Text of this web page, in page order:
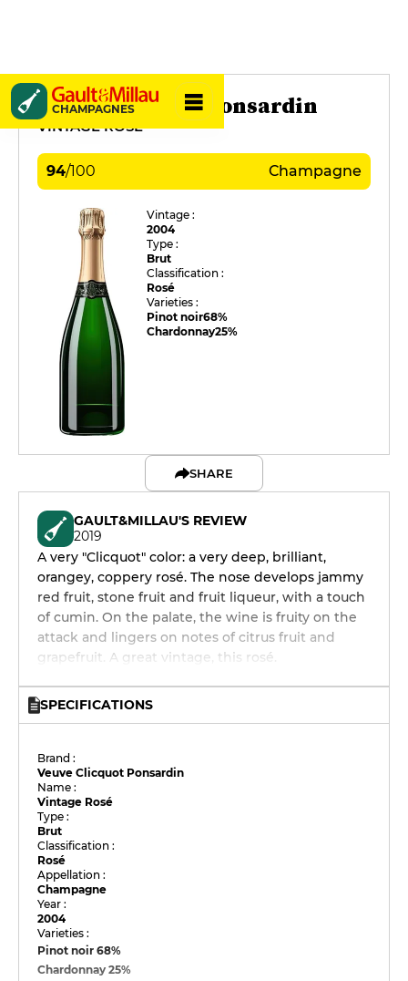
CHAMPAGNES
Veuve Clicquot Ponsardin
VINTAGE ROSÉ
94/100 Champagne
Vintage :
2004
Type :
Brut
Classification :
Rosé
Varieties :
Pinot noir68%
Chardonnay25%
SHARE
GAULT&MILLAU'S REVIEW
2019
A very "Clicquot" color: a very deep, brilliant,
orangey, coppery rosé. The nose develops jammy
red fruit, stone fruit and fruit liqueur, with a touch
of cumin. On the palate, the wine is fruity on the
attack and lingers on notes of citrus fruit and
grapefruit. A great vintage, this rosé.
SPECIFICATIONS
Brand :
Veuve Clicquot Ponsardin
Name :
Vintage Rosé
Type :
Brut
Classification :
Rosé
Appellation :
Champagne
Year :
2004
Varieties :
Pinot noir68%
Chardonnay25%